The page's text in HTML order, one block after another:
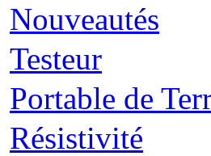
Nouveautés
Testeur
Portable de
Résistivité